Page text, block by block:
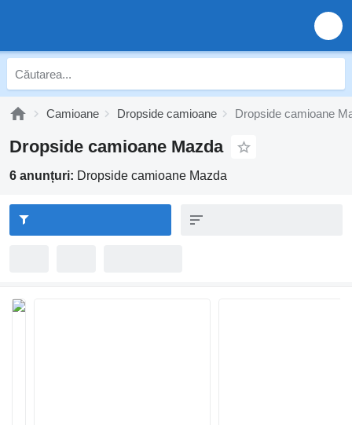
Camioane Dropside camioane Dropside camioane
Dropside camioane Mazda
6 anunțuri: Dropside camioane Mazda